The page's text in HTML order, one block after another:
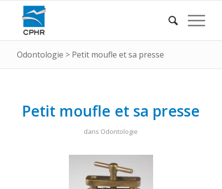
Odontologie > Petit moufle et sa presse
Petit moufle et sa presse
dans Odontologie